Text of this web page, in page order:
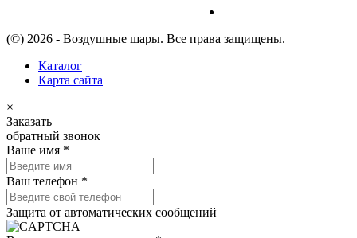
(©) 2026 - Воздушные шары. Все права защищены.
Каталог
Карта сайта
×
Заказать
обратный звонок
Ваше имя *
Ваш телефон *
Защита от автоматических сообщений